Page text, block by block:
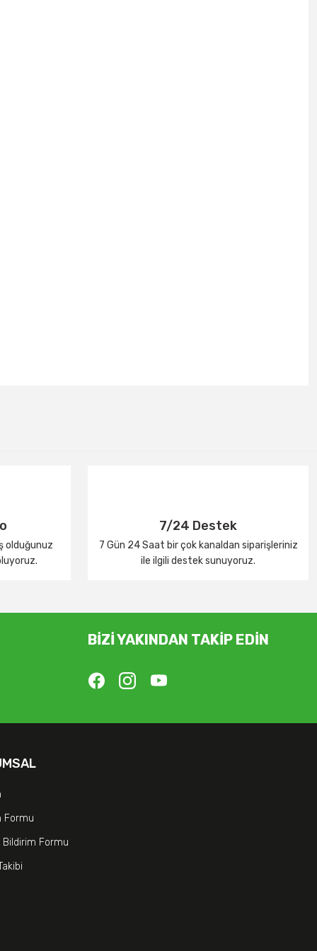
olduğunuz
7/24 Destek
7 Gün 24 Saat bir çok kanaldan siparişleriniz
ile ilgili destek sunuyoruz.
BİZİ YAKINDAN TAKİP EDİN
Formu
Bildirim Formu